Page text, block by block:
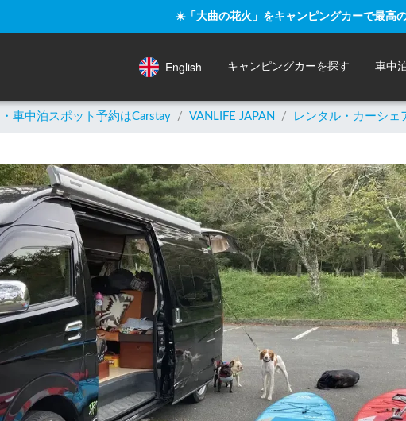
☀️「大曲の花火」をキャンピングカーで最高
English キャンピングカーを探す 車中
車中泊スポット予約はCarstay / VANLIFE JAPAN / レンタル・カーシェ